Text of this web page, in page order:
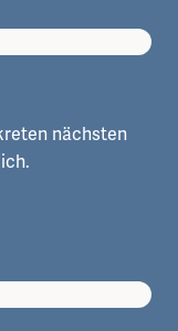
nächsten